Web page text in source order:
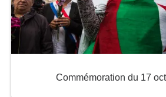
Commémoration du 17